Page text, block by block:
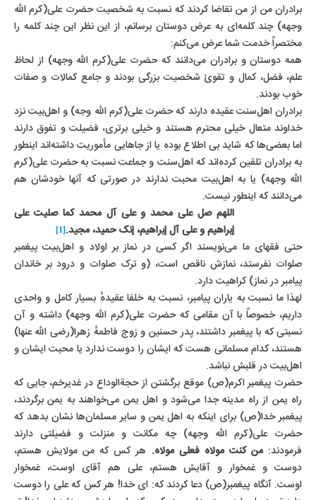
برادران من از من تقاضا کردند که نسبت به شخصیت حضرت على(کرم الله
وجهه) چند کلمه‌ای به عرض دوستان برسانم، از این نظر این چند کلمه را
مختصراً خدمت شما عرض می‌کنم:
همه دوستان و برادران می‌دانند که حضرت على(کرم الله وجهه) از لحاظ
علم، فضل، کمال و تقویٰ شخصیت بزرگی بودند و جامع کمالات و صفات
خوب بودند.
برادران اهل‌سنت عقیده دارند که حضرت علی(کرم الله وجه) و اهل‌بیت نزد
خداوند متعال خیلی محترم هستند و خیلی برتری، فضیلت و تفوق دارند
اما بعضی‌ها که شاید بی اطلاع بوده یا از جاهایی مأموریت داشته‌اند اینطور
به برادران تلقین کرده‌اند که اهل‌سنت و جماعت نسبت به حضرت علی(کرم
الله وجهه) یا به اهل‌بیت محبت ندارند در صورتی که آنها خودشان هم
می‌دانند که اینطور نیست.
اللهم صل على محمد و على آل محمد کما صلیت على
إبراهیم و على آل إبراهیم، إنک حمید، مجید.[1]
حتی فقهای ما می‌نویسند اگر کسی در نماز بر اولاد و اهل‌بیت پیغمبر
صلوات نفرستد، نمازش ناقص است، (و ترک صلوات و درود بر خاندان
پیامبر در نماز) کراهیت دارد.
لهذا ما نسبت به یاران پیامبر، نسبت به خلفا عقیدهٔ بسیار کامل و واحدی
داریم، خصوصاً با آن مقامی که حضرت علی(کرم الله وجهه) داشته و آن
نسبتی که با پیغمبر داشتند، پدر حسنین و زوج فاطمهٔ زهرا(رضی الله عنها)
هستند، کدام مسلمانی هست که ایشان را دوست ندارد یا محبت ایشان و
اهل‌بیت در قلبش نباشد.
حضرت پیغمبر اکرم(ص) موقع برگشتن از حجة‌الوداع در غدیرخم، جایی که
راه یمن از راه مدینه جدا می‌شود و اهل یمن می‌خواهند به یمن برگردند،
پیغمبر خدا(ص) برای اینکه به اهل یمن و سایر مسلمان‌ها نشان بدهد که
حضرت علی(کرم الله وجهه) چه مکانت و منزلت و فضیلتی دارند
فرمودند:من کنت مولاه فعلى مولاه. هر کس که من مولایش هستم،
دوست و غمخوار و آقایش هستم، على هم آقای اوست، غمخوار
اوست.آنگاه پیغمبر(ص) دعا کردند که: ای خدا! هر کس که علی را دوست